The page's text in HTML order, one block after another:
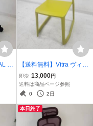
R
オ
【送料無料】Vitra ヴィト
ラ TipTon ティプトンチェ
ア イエロー■管理番号：D
-05-79
即決 13,000円
送料は商品ページ参照
0
2日
本日終了